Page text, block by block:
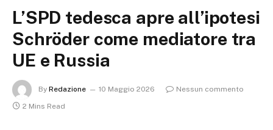
L’SPD tedesca apre all’ipotesi
Schröder come mediatore tra
UE e Russia
By Redazione 10 Maggio 2026
Nessun commento
2 Mins Read